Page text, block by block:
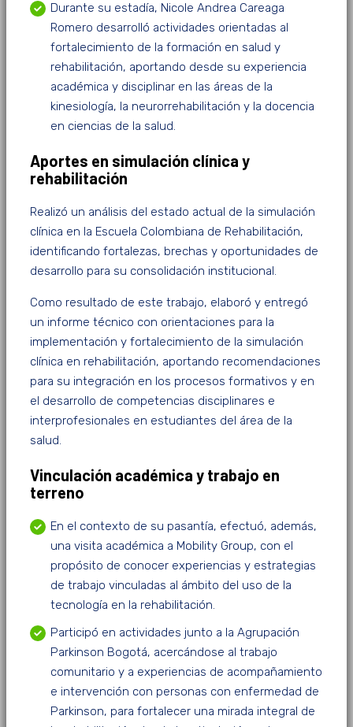
Durante su estadía, Nicole Andrea Careaga
Romero desarrolló actividades orientadas al
fortalecimiento de la formación en salud y
rehabilitación, aportando desde su experiencia
académica y disciplinar en las áreas de la
kinesiología, la neurorrehabilitación y la docencia
en ciencias de la salud.
Aportes en simulación clínica y
rehabilitación
Realizó un análisis del estado actual de la simulación
clínica en la Escuela Colombiana de Rehabilitación,
identificando fortalezas, brechas y oportunidades de
desarrollo para su consolidación institucional.
Como resultado de este trabajo, elaboró y entregó
un informe técnico con orientaciones para la
implementación y fortalecimiento de la simulación
clínica en rehabilitación, aportando recomendaciones
para su integración en los procesos formativos y en
el desarrollo de competencias disciplinares e
interprofesionales en estudiantes del área de la
salud.
Vinculación académica y trabajo en
terreno
En el contexto de su pasantía, efectuó, además,
una visita académica a Mobility Group, con el
propósito de conocer experiencias y estrategias
de trabajo vinculadas al ámbito del uso de la
tecnología en la rehabilitación.
Participó en actividades junto a la Agrupación
Parkinson Bogotá, acercándose al trabajo
comunitario y a experiencias de acompañamiento
e intervención con personas con enfermedad de
Parkinson, para fortalecer una mirada integral de